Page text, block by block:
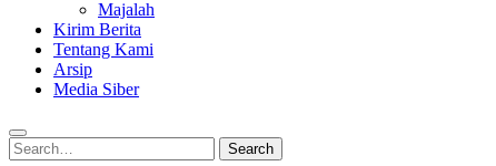
Majalah
Kirim Berita
Tentang Kami
Arsip
Media Siber
Search
for:
Search